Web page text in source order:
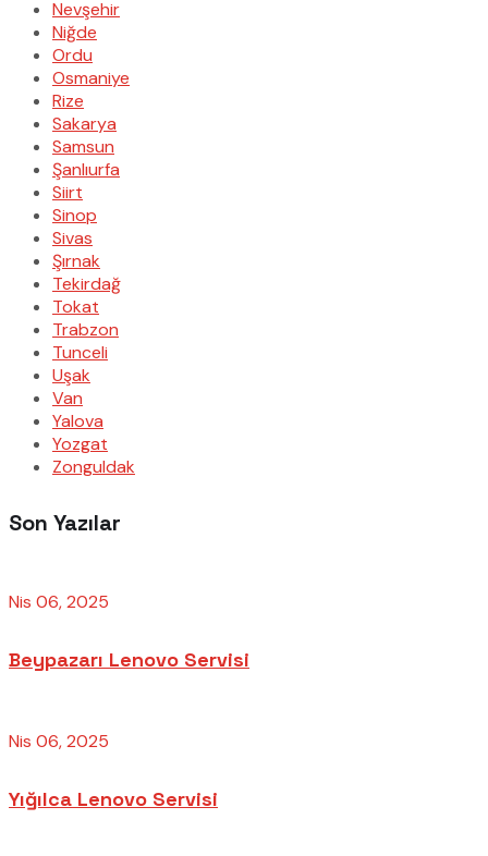
Nevşehir
Niğde
Ordu
Osmaniye
Rize
Sakarya
Samsun
Şanlıurfa
Siirt
Sinop
Sivas
Şırnak
Tekirdağ
Tokat
Trabzon
Tunceli
Uşak
Van
Yalova
Yozgat
Zonguldak
Son Yazılar
Nis 06, 2025
Beypazarı Lenovo Servisi
Nis 06, 2025
Yığılca Lenovo Servisi